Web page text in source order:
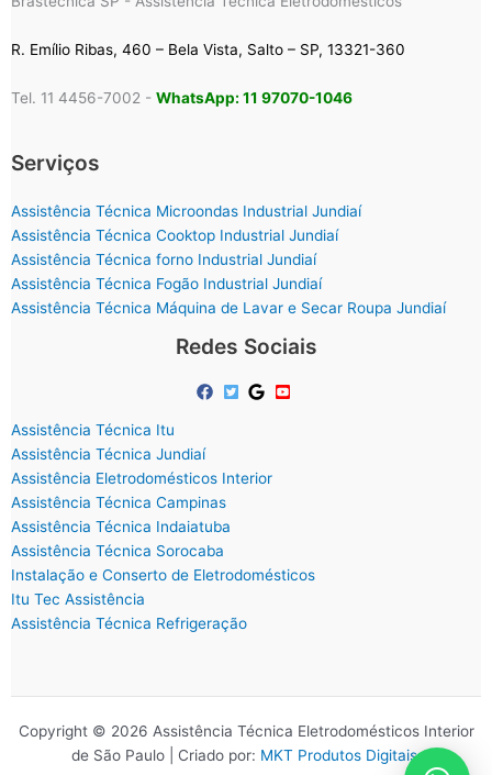
R. Emílio Ribas, 460 – Bela Vista, Salto – SP, 13321-360
Tel. 11 4456-7002 - WhatsApp: 11 97070-1046
Serviços
Assistência Técnica Microondas Industrial Jundiaí
Assistência Técnica Cooktop Industrial Jundiaí
Assistência Técnica forno Industrial Jundiaí
Assistência Técnica Fogão Industrial Jundiaí
Assistência Técnica Máquina de Lavar e Secar Roupa Jundiaí
Redes Sociais
Assistência Técnica Itu
Assistência Técnica Jundiaí
Assistência Eletrodomésticos Interior
Assistência Técnica Campinas
Assistência Técnica Indaiatuba
Assistência Técnica Sorocaba
Instalação e Conserto de Eletrodomésticos
Itu Tec Assistência
Assistência Técnica Refrigeração
Copyright © 2026 Assistência Técnica Eletrodomésticos Interior
de São Paulo | Criado por: MKT Produtos Digitais.